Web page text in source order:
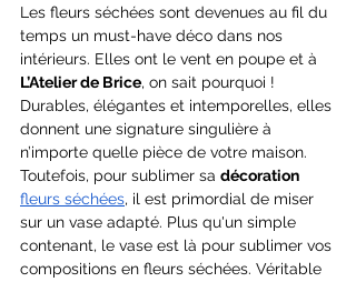
Les fleurs séchées sont devenues au fil du
temps un must-have déco dans nos
intérieurs. Elles ont le vent en poupe et à
L’Atelier de Brice, on sait pourquoi !
Durables, élégantes et intemporelles, elles
donnent une signature singulière à
n’importe quelle pièce de votre maison.
Toutefois, pour sublimer sa décoration
fleurs séchées, il est primordial de miser
sur un vase adapté. Plus qu'un simple
contenant, le vase est là pour sublimer vos
compositions en fleurs séchées. Véritable